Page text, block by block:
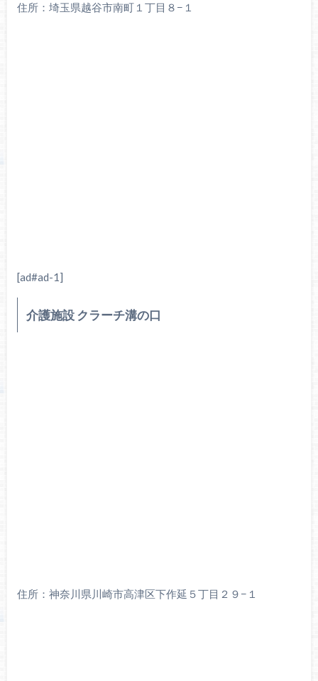
住所：埼玉県越谷市南町１丁目８−１
[ad#ad-1]
介護施設 クラーチ溝の口
住所：神奈川県川崎市高津区下作延５丁目２９−１